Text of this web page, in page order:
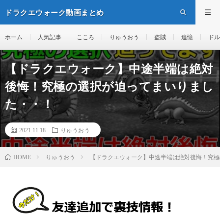
ドラクエウォーク動画まとめ
ホーム 人気記事 こころ りゅうおう 盗賊 追憶 ド
【ドラクエウォーク】中途半端は絶対
後悔！究極の選択が迫ってまいりまし
た・・！
2021.11.18 りゅうおう
HOME りゅうおう 【ドラクエウォーク】中途半端は絶対後悔！究